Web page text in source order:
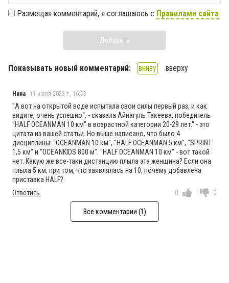
Размещая комментарий, я соглашаюсь с Правилами сайта
Добавить
Показывать новый комментарий: внизу вверху
Нина 11 июля 2023 г., 16:53
"А вот на открытой воде испытала свои силы первый раз, и как
видите, очень успешно", - сказала Айнагуль Такеева, победитель
"HALF OCEANMAN 10 км" в возрастной категории 20-29 лет." - это
цитата из вашей статьи. Но выше написано, что было 4
дисциплины: "OCEANMAN 10 км", "HALF OCEANMAN 5 км", "SPRINT
1,5 км" и "OCEANKIDS 800 м". "HALF OCEANMAN 10 км" - вот такой
нет. Какую же все-таки дистанцию плыла эта женщина? Если она
плыла 5 км, при том, что заявлялась на 10, почему добавлена
приставка HALF?
Ответить
0 0
Все комментарии (1)